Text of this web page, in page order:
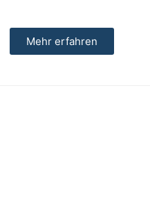
Mehr erfahren